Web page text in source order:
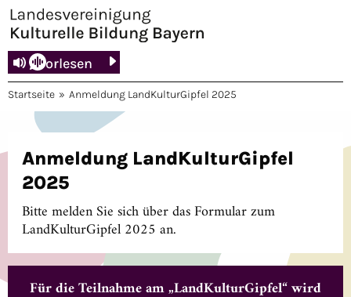
Vorlesen
Startseite » Anmeldung LandKulturGipfel 2025
Anmeldung LandKulturGipfel
2025
Bitte melden Sie sich über das Formular zum
LandKulturGipfel 2025 an.
Für die Teilnahme am „LandKulturGipfel“ wird